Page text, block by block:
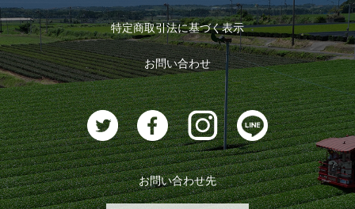
特定商取引法に基づく表示
お問い合わせ
お問い合わせ先